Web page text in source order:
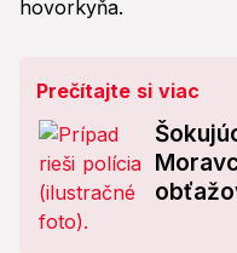
hovorkyňa.
Prečítajte si viac